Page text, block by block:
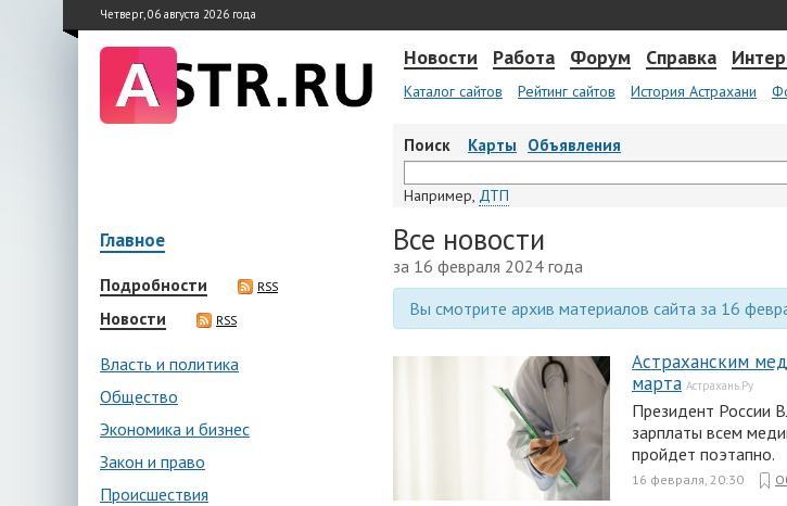
Четверг, 06 августа 2026 года
Новости Работа Форум Справка
Каталог сайтов Рейтинг сайтов История Астрахани
Поиск Карты Объявления
Например, ДТП
Главное
Подробности RSS
Новости RSS
Власть и политика
Общество
Экономика и бизнес
Закон и право
Происшествия
Все новости
за 16 февраля 2024 года
Вы смотрите архив материалов сайта за 16
Астраханским
марта Астрахань.Ру
Президент России
зарплаты всем
пройдет поэтапно.
16 февраля, 20:30